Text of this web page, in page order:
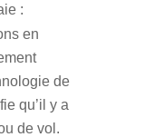
:
en
de
qu’il y a
de vol.